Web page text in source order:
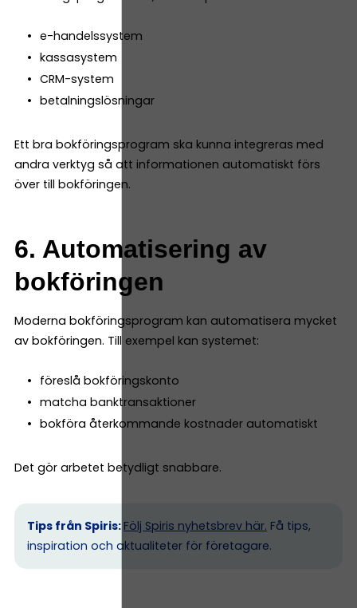
e-handelssystem
kassasystem
CRM-system
betalningslösningar
Ett bra bokföringsprogram ska kunna integreras med
andra verktyg så att informationen automatiskt förs
över till bokföringen.
6. Automatisering av
bokföringen
Moderna bokföringsprogram kan automatisera mycket
av bokföringen. Till exempel kan systemet:
föreslå bokföringskonto
matcha banktransaktioner
bokföra återkommande kostnader automatiskt
Det gör arbetet betydligt snabbare.
Tips från Spiris: Följ Spiris nyhetsbrev här. Få tips,
inspiration och aktualiteter för företagare.